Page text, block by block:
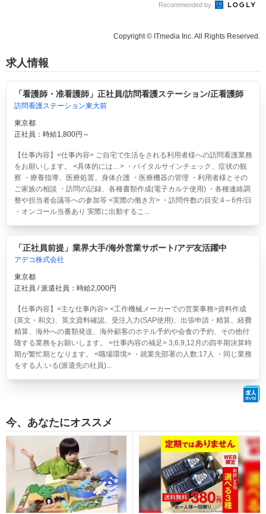
Recommended by
Copyright © ITmedia Inc. All Rights Reserved.
求人情報
「看護師・准看護師」正社員/訪問看護ステーション/正看護師
訪問看護ステーション東大前
東京都
正社員：時給1,800円～
【仕事内容】<仕事内容> ご自宅で生活をされる利用者様への訪問看護業務
をお願いします。 <具体的には…> ・バイタルサインチェック、症状の観
察 ・療養指導、医療処置、身体介護 ・医療機器の管理 ・利用者様とその
ご家族の相談 ・訪問の記録、各種書類作成(電子カルテ使用) ・各種連絡調
整や担当者会議等への参加等 <実際の働き方> ・訪問件数の目安:4～6件/日
・オンコール当番あり 実際に出動するこ...
「正社員前提」業界大手/海外営業サポート/アデ友活躍中
アデコ株式会社
東京都
正社員 / 派遣社員：時給2,000円
【仕事内容】<主な仕事内容> <工作機械メーカーでの営業事務>資料作成
(英文・和文)、英文資料確認、受注入力(SAP使用)、出張申請・精算、経費
精算、海外への書類発送、海外顧客のホテル予約や会食の予約、その他付
随する業務をお願いします。 <仕事内容の補足> 3,6,9,12月の四半期決算時
期が繁忙期となります。 <職場環境> ・就業先部署の人数:17人 ・同じ業務
をする人:いる(派遣先の社員)...
今、あなたにオススメ